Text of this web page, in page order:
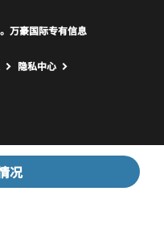
况
万豪国际专有信息
隐私中心
口